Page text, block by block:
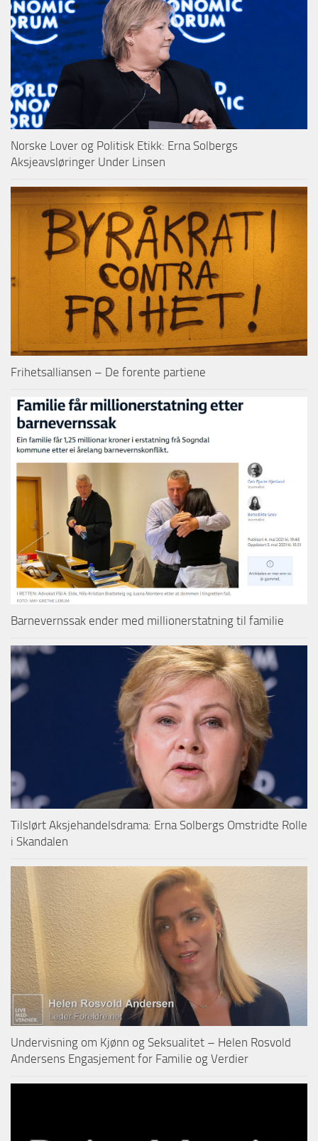
Norske Lover og Politisk Etikk: Erna Solbergs
Aksjeavsløringer Under Linsen
Frihetsalliansen – De forente partiene
Barnevernssak ender med millionerstatning til familie
Tilslørt Aksjehandelsdrama: Erna Solbergs Omstridte Rolle
i Skandalen
Undervisning om Kjønn og Seksualitet – Helen Rosvold
Andersens Engasjement for Familie og Verdier